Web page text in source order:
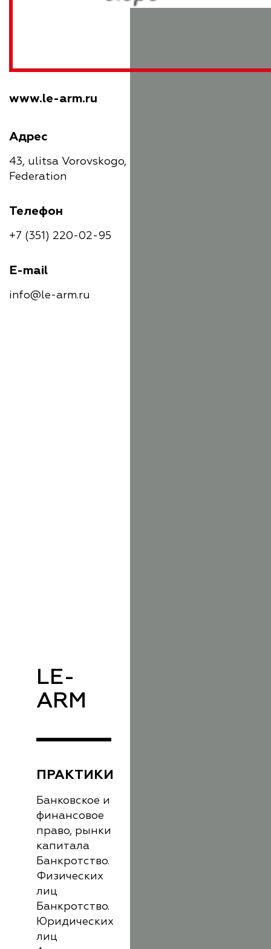
www.le-arm.ru
Адрес
43, ulitsa Vorovskogo, Chelyabinsk, Russian
Federation
Телефон
+7 (351) 220-02-95
E-mail
info@le-arm.ru
LE-
ARM
ПРАКТИКИ
Банковское и
финансовое
право, рынки
капитала
Банкротство.
Физических
лиц
Банкротство.
Юридических
лиц